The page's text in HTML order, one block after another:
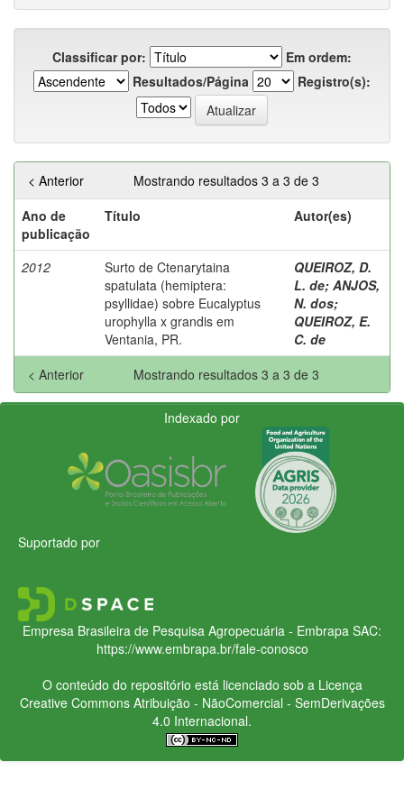
Classificar por:
Em ordem:
Resultados/Página
Registro(s):
Mostrando resultados 3 a 3 de 3
< Anterior
Ano de
publicação
Título Autor(es)
2012
Surto de Ctenarytaina
spatulata (hemiptera:
psyllidae) sobre Eucalyptus
urophylla x grandis em
Ventania, PR.
QUEIROZ, D.
L. de; ANJOS,
N. dos;
QUEIROZ, E.
C. de
Mostrando resultados 3 a 3 de 3
< Anterior
Indexado por
Suportado por
Empresa Brasileira de Pesquisa Agropecuária - Embrapa SAC:
https://www.embrapa.br/fale-conosco
O conteúdo do repositório está licenciado sob a Licença
Creative CommonsAtribuição - NãoComercial - SemDerivações
4.0 Internacional.